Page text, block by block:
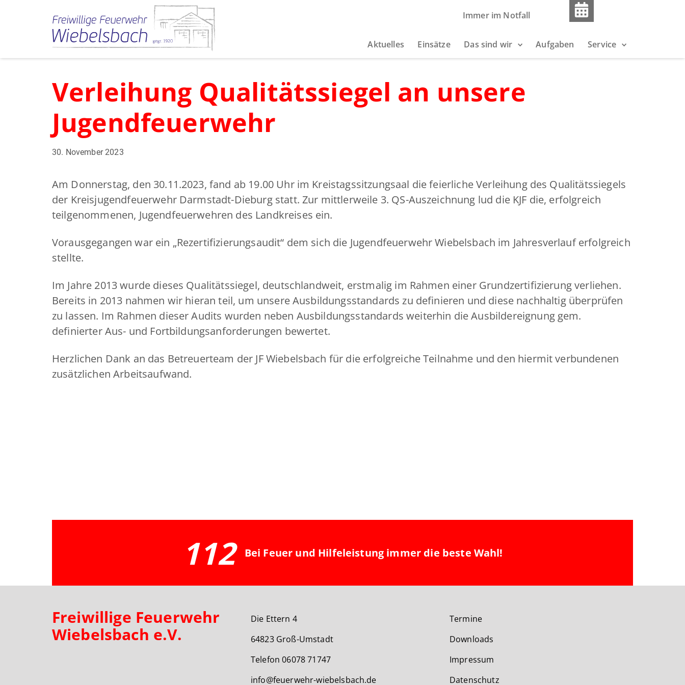
Aktuelles Einsätze Das sind wir Aufgaben Service
Immer im Notfall
Verleihung Qualitätssiegel an unsere
Jugendfeuerwehr
30. November 2023
Am Donnerstag, den 30.11.2023, fand ab 19.00 Uhr im Kreistagssitzungsaal die feierliche Verleihung des Qualitätssiegels
der Kreisjugendfeuerwehr Darmstadt-Dieburg statt. Zur mittlerweile 3. QS-Auszeichnung lud die KJF die, erfolgreich
teilgenommenen, Jugendfeuerwehren des Landkreises ein.
Vorausgegangen war ein „Rezertifizierungsaudit“ dem sich die Jugendfeuerwehr Wiebelsbach im Jahresverlauf erfolgreich
stellte.
Im Jahre 2013 wurde dieses Qualitätssiegel, deutschlandweit, erstmalig im Rahmen einer Grundzertifizierung verliehen.
Bereits in 2013 nahmen wir hieran teil, um unsere Ausbildungsstandards zu definieren und diese nachhaltig überprüfen
zu lassen. Im Rahmen dieser Audits wurden neben Ausbildungsstandards weiterhin die Ausbildereignung gem.
definierter Aus- und Fortbildungsanforderungen bewertet.
Herzlichen Dank an das Betreuerteam der JF Wiebelsbach für die erfolgreiche Teilnahme und den hiermit verbundenen
zusätzlichen Arbeitsaufwand.
112 Bei Feuer und Hilfeleistung immer die beste Wahl!
Freiwillige Feuerwehr
Wiebelsbach e.V.
Die Ettern 4
64823 Groß-Umstadt
Telefon 06078 71747
info@feuerwehr-wiebelsbach.de
Termine
Downloads
Impressum
Datenschutz